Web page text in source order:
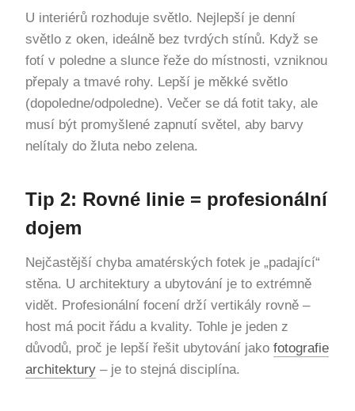
U interiérů rozhoduje světlo. Nejlepší je denní
světlo z oken, ideálně bez tvrdých stínů. Když se
fotí v poledne a slunce řeže do místnosti, vzniknou
přepaly a tmavé rohy. Lepší je měkké světlo
(dopoledne/odpoledne). Večer se dá fotit taky, ale
musí být promyšlené zapnutí světel, aby barvy
nelítaly do žluta nebo zelena.
Tip 2: Rovné linie = profesionální
dojem
Nejčastější chyba amatérských fotek je „padající“
stěna. U architektury a ubytování je to extrémně
vidět. Profesionální focení drží vertikály rovně –
host má pocit řádu a kvality. Tohle je jeden z
důvodů, proč je lepší řešit ubytování jako fotografie
architektury – je to stejná disciplína.